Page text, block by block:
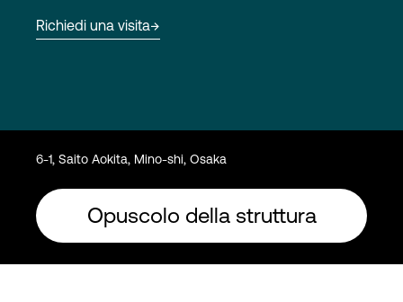
Accesso
Richiedi una visita
6-1, Saito Aokita, Mino-shi, Osaka
Opuscolo della struttura